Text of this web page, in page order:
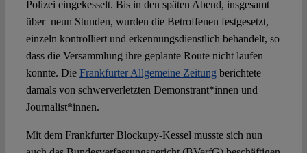
Polizei eingekesselt. Bis in den späten Abend, insgesamt
über neun Stunden, wurden die Betroffenen festgesetzt,
einzeln kontrolliert und erkennungsdienstlich behandelt, so
dass die Versammlung ihre geplante Route nicht laufen
konnte. Die Frankfurter Allgemeine Zeitung berichtete
damals von schwerverletzten Demonstrant*innen und
Journalist*innen.
Mit dem Frankfurter Blockupy-Kessel musste sich nun